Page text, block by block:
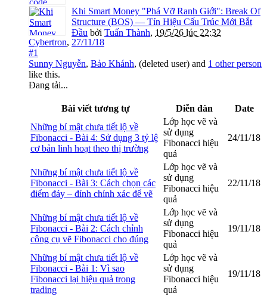
Khi Smart Money "Phá Vỡ Ranh Giới": Break Of
Structure (BOS) — Tín Hiệu Cấu Trúc Mới Bắt
Đầu bởi Tuấn Thành, 19/5/26 lúc 22:32
Cybertron, 27/11/18
#1
Sunny Nguyễn, Bảo Khánh, (deleted user) and 1 other person
like this.
Đang tải...
Bài viết tương tự Diễn đàn
Date
Những bí mật chưa tiết lộ về
Fibonacci - Bài 4: Sử dụng 3 tỷ lệ
cơ bản linh hoạt theo thị trường
Lớp học vẽ và
sử dụng
Fibonacci hiệu
quả
24/11/18
Những bí mật chưa tiết lộ về
Fibonacci - Bài 3: Cách chọn các
điểm đáy – đỉnh chính xác để vẽ
Lớp học vẽ và
sử dụng
Fibonacci hiệu
quả
22/11/18
Những bí mật chưa tiết lộ về
Fibonacci - Bài 2: Cách chỉnh
công cụ vẽ Fibonacci cho đúng
Lớp học vẽ và
sử dụng
Fibonacci hiệu
quả
19/11/18
Những bí mật chưa tiết lộ về
Fibonacci - Bài 1: Vì sao
Fibonacci lại hiệu quả trong
trading
Lớp học vẽ và
sử dụng
Fibonacci hiệu
quả
19/11/18